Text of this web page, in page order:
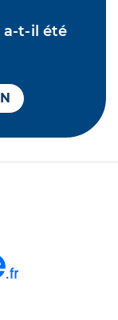
a-t-il été